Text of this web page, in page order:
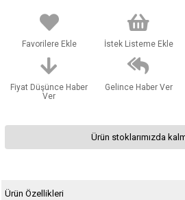
Favorilere Ekle İstek Listeme Ekle
Fiyat Düşünce Haber
Ver
Gelince Haber Ver
Ürün stoklarımızda
Ürün Özellikleri